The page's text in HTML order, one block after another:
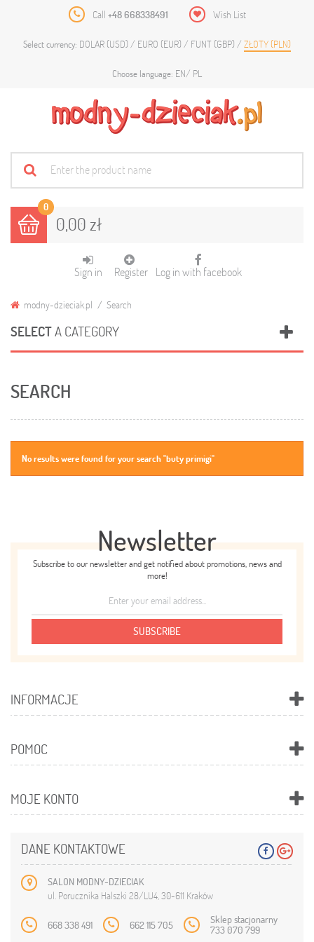
Call +48 668338491 Wish List
Select currency: DOLAR (USD) EURO (EUR) FUNT (GBP) ZŁOTY (PLN)
Choose language: EN PL
0
0,00 zł
Sign in Register Log in with facebook
modny-dzieciak.pl Search
SELECTA CATEGORY
SEARCH
No results were found for your search "buty primigi"
Newsletter
Subscribe to our newsletter and get notified about promotions, news and
more!
SUBSCRIBE
INFORMACJE
POMOC
MOJE KONTO
DANE KONTAKTOWE
SALON MODNY-DZIECIAK
ul. Porucznika Halszki 28/LU4, 30-611 Kraków
668 338 491 662 115 705 Sklep stacjonarny
733 070 799